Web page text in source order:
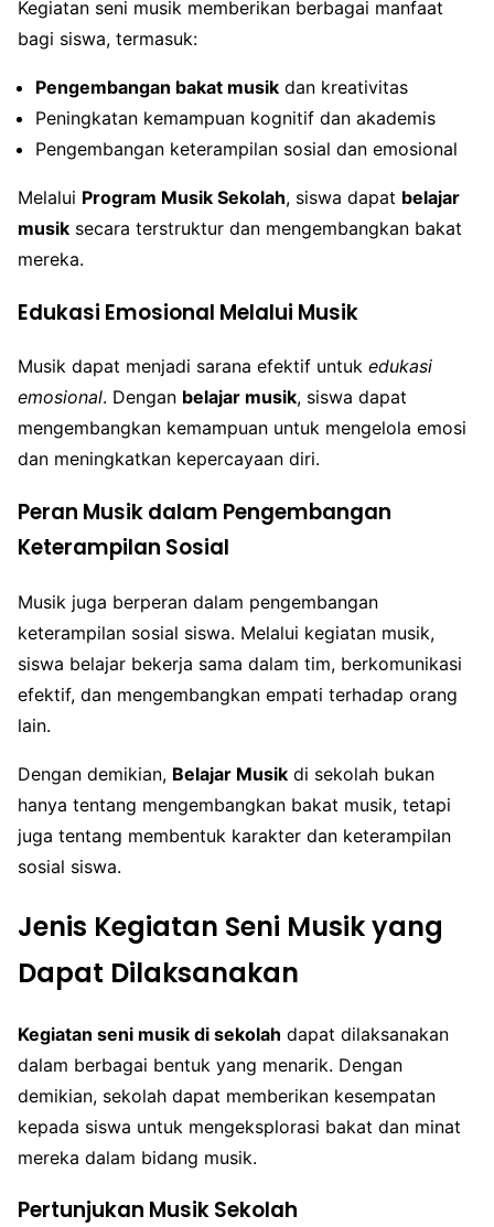
Kegiatan seni musik memberikan berbagai manfaat
bagi siswa, termasuk:
Pengembangan bakat musik dan kreativitas
Peningkatan kemampuan kognitif dan akademis
Pengembangan keterampilan sosial dan emosional
Melalui Program Musik Sekolah, siswa dapat belajar
musik secara terstruktur dan mengembangkan bakat
mereka.
Edukasi Emosional Melalui Musik
Musik dapat menjadi sarana efektif untuk edukasi
emosional. Dengan belajar musik, siswa dapat
mengembangkan kemampuan untuk mengelola emosi
dan meningkatkan kepercayaan diri.
Peran Musik dalam Pengembangan
Keterampilan Sosial
Musik juga berperan dalam pengembangan
keterampilan sosial siswa. Melalui kegiatan musik,
siswa belajar bekerja sama dalam tim, berkomunikasi
efektif, dan mengembangkan empati terhadap orang
lain.
Dengan demikian, Belajar Musik di sekolah bukan
hanya tentang mengembangkan bakat musik, tetapi
juga tentang membentuk karakter dan keterampilan
sosial siswa.
Jenis Kegiatan Seni Musik yang
Dapat Dilaksanakan
Kegiatan seni musik di sekolah dapat dilaksanakan
dalam berbagai bentuk yang menarik. Dengan
demikian, sekolah dapat memberikan kesempatan
kepada siswa untuk mengeksplorasi bakat dan minat
mereka dalam bidang musik.
Pertunjukan Musik Sekolah